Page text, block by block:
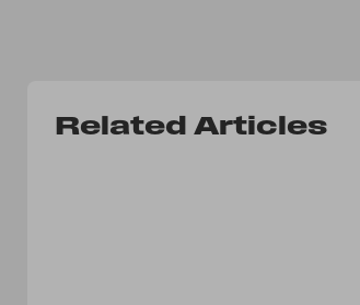
Related Articles